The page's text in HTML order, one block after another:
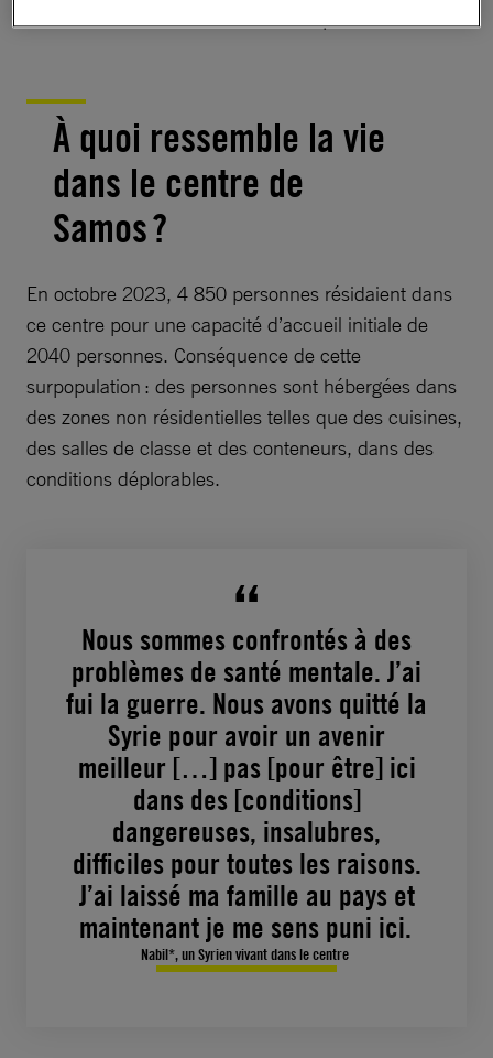
À quoi ressemble la vie
dans le centre de
Samos ?
En octobre 2023, 4 850 personnes résidaient dans
ce centre pour une capacité d’accueil initiale de
2040 personnes. Conséquence de cette
surpopulation : des personnes sont hébergées dans
des zones non résidentielles telles que des cuisines,
des salles de classe et des conteneurs, dans des
conditions déplorables.
Nous sommes confrontés à des
problèmes de santé mentale. J’ai
fui la guerre. Nous avons quitté la
Syrie pour avoir un avenir
meilleur […] pas [pour être] ici
dans des [conditions]
dangereuses, insalubres,
difficiles pour toutes les raisons.
J’ai laissé ma famille au pays et
maintenant je me sens puni ici.
Nabil*, un Syrien vivant dans le centre